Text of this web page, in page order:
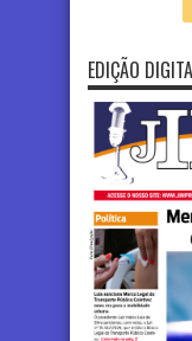
EDIÇÃO